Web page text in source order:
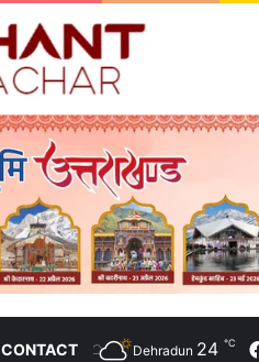
CONTACT Dehradun 24 ℃